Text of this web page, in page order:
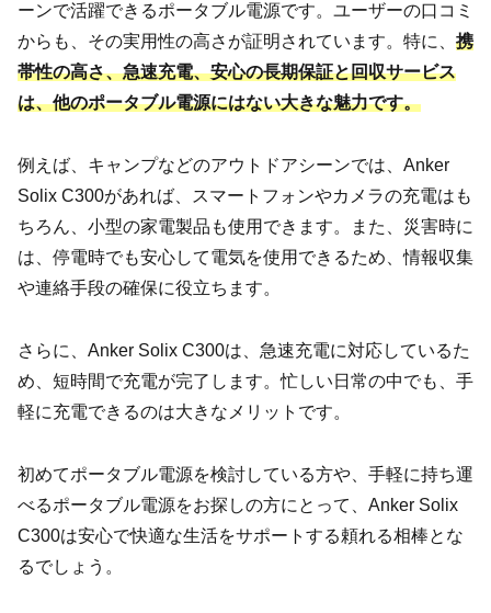
ーンで活躍できるポータブル電源です。ユーザーの口コミ
からも、その実用性の高さが証明されています。特に、 携
帯性の高さ、急速充電、安心の長期保証と回収サービス
は、他のポータブル電源にはない大きな魅力です。
例えば、キャンプなどのアウトドアシーンでは、Anker
Solix C300があれば、スマートフォンやカメラの充電はも
ちろん、小型の家電製品も使用できます。また、災害時に
は、停電時でも安心して電気を使用できるため、情報収集
や連絡手段の確保に役立ちます。
さらに、Anker Solix C300は、急速充電に対応しているた
め、短時間で充電が完了します。忙しい日常の中でも、手
軽に充電できるのは大きなメリットです。
初めてポータブル電源を検討している方や、手軽に持ち運
べるポータブル電源をお探しの方にとって、Anker Solix
C300は安心で快適な生活をサポートする頼れる相棒とな
るでしょう。